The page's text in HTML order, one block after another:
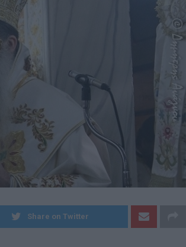
Share on Twitter
Dnews.gr